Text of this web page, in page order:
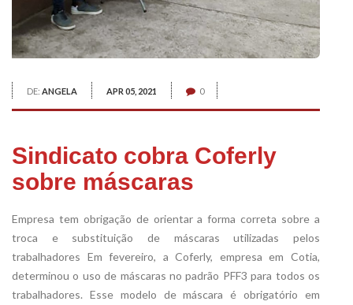
DE: ANGELA APR 05, 2021 0
Sindicato cobra Coferly
sobre máscaras
Empresa tem obrigação de orientar a forma correta sobre a
troca e substituição de máscaras utilizadas pelos
trabalhadores Em fevereiro, a Coferly, empresa em Cotia,
determinou o uso de máscaras no padrão PFF3 para todos os
trabalhadores. Esse modelo de máscara é obrigatório em